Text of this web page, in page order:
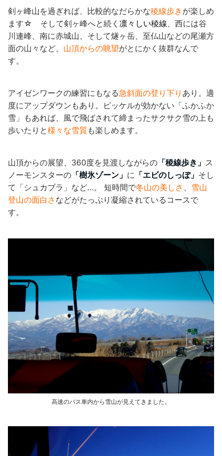
剣ヶ峰山を過ぎれば、比較的なだらかな稜線歩き が楽しめ
ます☆ そして剣ヶ峰へと続く 凛々しい稜線 、西には谷
川連峰、南に赤城山、そして燧ヶ岳、至仏山などの尾瀬方
面の山々など、 山頂からの眺望がとにかく抜群なんで
す。
アイゼンワークの練習にもなる急斜面の登り下り あり。適
度にアップダウンもあり。ピッケルが効かない「ふかふか
雪」もあれば、風で飛ばされて締まったサクサク雪の上も
歩いたりと様々な雪質も楽しめます。
山頂からの展望、360度を見渡しながらの 「稜線歩き」 ス
ノーモンスターの 「樹氷ゾーン」 に 「エビのしっぽ」 そし
て「シュカブラ」など…。 短時間で冬山の美しさ
雪山
登山の面白さ などがたっぷり凝縮されているコースで
す。
高速のバス車内から雪山が見えてきました。